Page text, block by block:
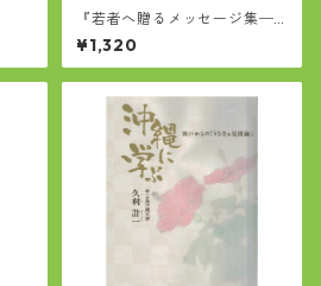
『若者へ贈るメッセージ集─
沖縄、キリスト教、平和をベ
ースに』
¥1,320